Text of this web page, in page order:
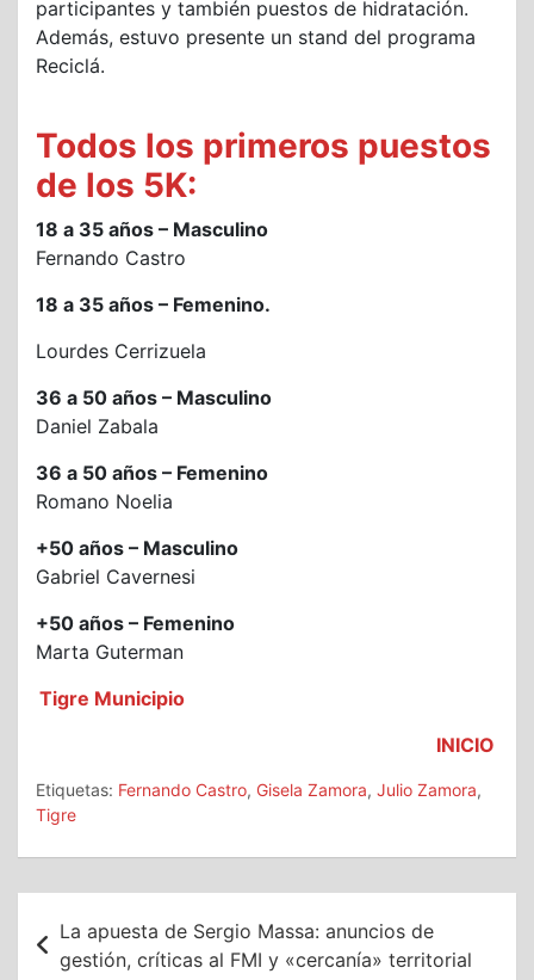
participantes y también puestos de hidratación.
Además, estuvo presente un stand del programa
Reciclá.
Todos los primeros puestos
de los 5K:
18 a 35 años – Masculino
Fernando Castro
18 a 35 años – Femenino.
Lourdes Cerrizuela
36 a 50 años – Masculino
Daniel Zabala
36 a 50 años – Femenino
Romano Noelia
+50 años – Masculino
Gabriel Cavernesi
+50 años – Femenino
Marta Guterman
Tigre Municipio
INICIO
Etiquetas: Fernando Castro, Gisela Zamora, Julio Zamora,
Tigre
Navegación
de
La apuesta de Sergio Massa: anuncios de
gestión, críticas al FMI y «cercanía» territorial